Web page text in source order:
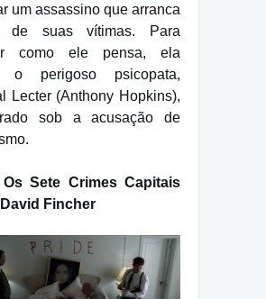
um assassino que arranca
suas vítimas. Para
como ele pensa, ela
o perigoso psicopata,
Lecter (Anthony Hopkins),
sob a acusação de
Sete Crimes Capitais
Fincher